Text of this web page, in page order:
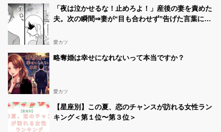
「夜は泣かせるな！止めろよ！」産後の妻を責めた
夫。次の瞬間⇒妻が“目も合わせず”告げた言葉に…
愛カツ
略奪婚は幸せになれないって本当ですか？
愛カツ
【星座別】この夏、恋のチャンスが訪れる女性ラン
キング＜第１位〜第３位＞